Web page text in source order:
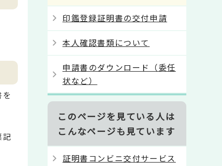
記
印鑑登録証明書の交付申請
本人確認書類について
申請書のダウンロード（委任
状など）
このページを見ている人は
こんなページも見ています
証明書コンビニ交付サービス